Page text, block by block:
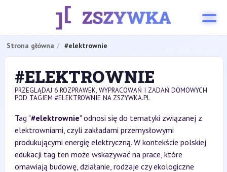
Strona główna #elektrownie
#ELEKTROWNIE
PRZEGLĄDAJ 6 ROZPRAWEK, WYPRACOWAŃ I ZADAŃ DOMOWYCH
POD TAGIEM #ELEKTROWNIE NA ZSZYWKA.PL
Tag "#elektrownie" odnosi się do tematyki związanej z
elektrowniami, czyli zakładami przemysłowymi
produkującymi energię elektryczną. W kontekście polskiej
edukacji tag ten może wskazywać na prace, które
omawiają budowę, działanie, rodzaje czy ekologiczne